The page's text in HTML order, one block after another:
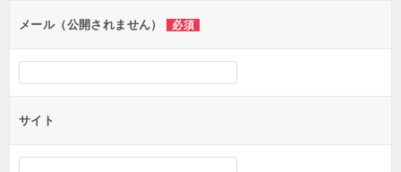
ンメール（公開されません） 必須
サイト